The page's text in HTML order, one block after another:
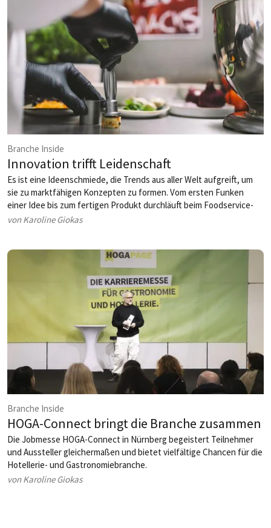
Branche Inside
Innovation trifft Leidenschaft
Es ist eine Ideenschmiede, die Trends aus aller Welt aufgreift, um
sie zu markt­fähigen Konzepten zu formen. Vom ersten Funken
einer Idee bis zum ­fertigen Produkt durchläuft beim Foodservice-
Anbieter Salomon FoodWorld jede Innovation einen Prozess, der
erhielt einen Blick hinter die Kulissen.
von Karoline Giokas
Branche Inside
HOGA-Connect bringt die Branche zusammen
Die Jobmesse HOGA-Connect in Nürnberg begeistert Teilnehmer
und Aussteller gleichermaßen und bietet vielfältige Chancen für die
Hotellerie- und Gastronomiebranche.
von Karoline Giokas